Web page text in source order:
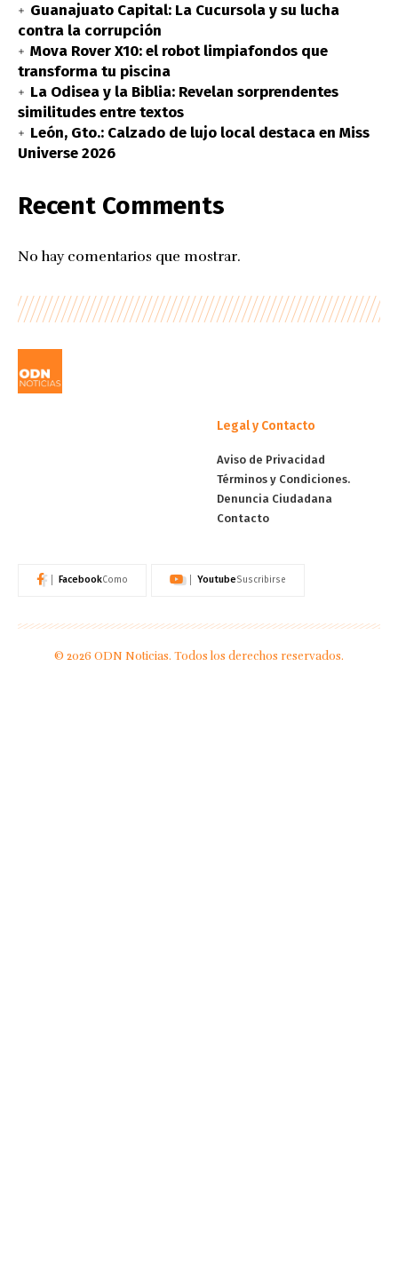
Guanajuato Capital: La Cucursola y su lucha
contra la corrupción
Mova Rover X10: el robot limpiafondos que
transforma tu piscina
La Odisea y la Biblia: Revelan sorprendentes
similitudes entre textos
León, Gto.: Calzado de lujo local destaca en Miss
Universe 2026
Recent Comments
No hay comentarios que mostrar.
Legal y Contacto
Aviso de Privacidad
Términos y Condiciones.
Denuncia Ciudadana
Contacto
FacebookComo YoutubeSuscribirse
© 2026 ODN Noticias. Todos los derechos reservados.